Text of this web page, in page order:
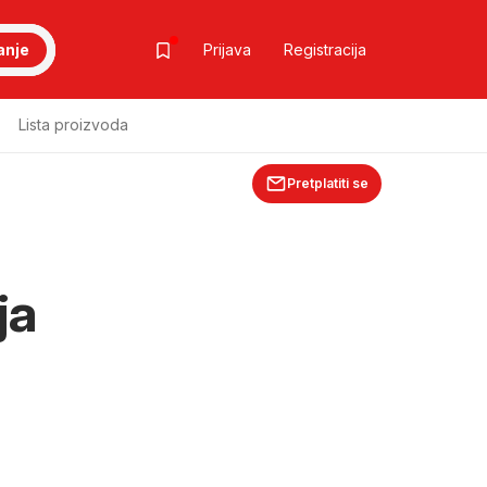
Prijava Registracija
Lista proizvoda
Pretplatiti se